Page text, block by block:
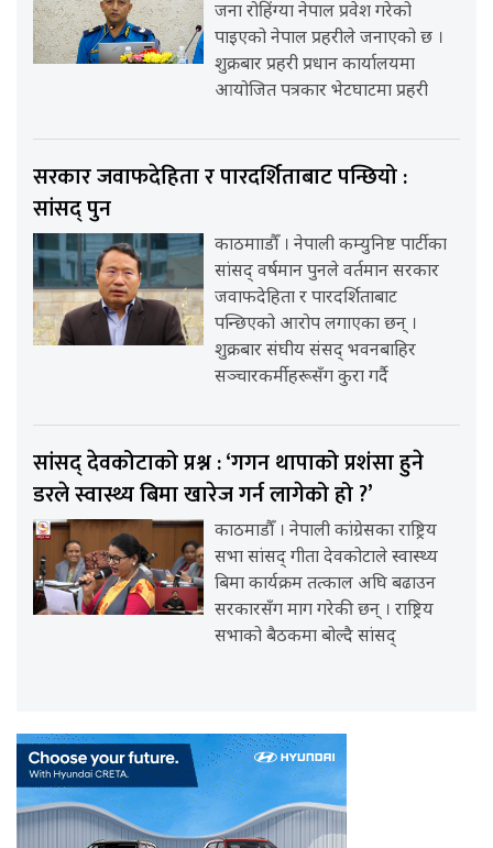
जना रोहिंग्या नेपाल प्रवेश गरेको
पाइएको नेपाल प्रहरीले जनाएको छ ।
शुक्रबार प्रहरी प्रधान कार्यालयमा
आयोजित पत्रकार भेटघाटमा प्रहरी
सरकार जवाफदेहिता र पारदर्शिताबाट पन्छियो :
सांसद् पुन
काठमााडौँ । नेपाली कम्युनिष्ट पार्टीका
सांसद् वर्षमान पुनले वर्तमान सरकार
जवाफदेहिता र पारदर्शिताबाट
पन्छिएको आरोप लगाएका छन् ।
शुक्रबार संघीय संसद् भवनबाहिर
सञ्चारकर्मीहरूसँग कुरा गर्दै
सांसद् देवकोटाको प्रश्न : ‘गगन थापाको प्रशंसा हुने
डरले स्वास्थ्य बिमा खारेज गर्न लागेको हो ?’
काठमाडौँ । नेपाली कांग्रेसका राष्ट्रिय
सभा सांसद् गीता देवकोटाले स्वास्थ्य
बिमा कार्यक्रम तत्काल अघि बढाउन
सरकारसँग माग गरेकी छन् । राष्ट्रिय
सभाको बैठकमा बोल्दै सांसद्